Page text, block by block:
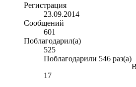
Регистрация
23.09.2014
Сообщений
601
Поблагодарил(а)
525
Поблагодарили 546 раз(а)
17